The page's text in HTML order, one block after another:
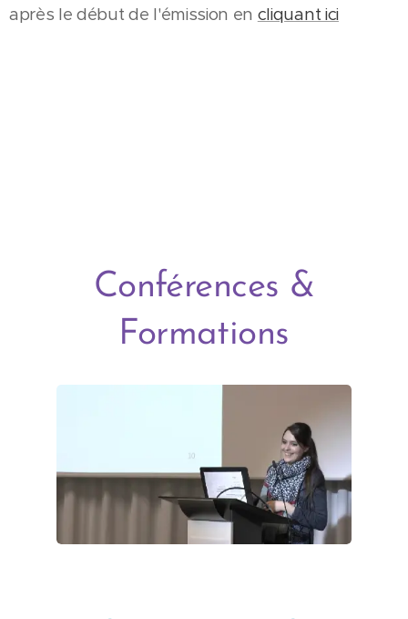
après le début de l'émission en cliquant ici
Conférences &
Formations